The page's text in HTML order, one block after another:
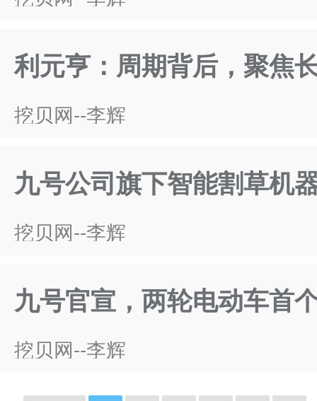
利元亨：周期背后，聚焦
挖贝网--李辉
九号公司旗下智能割草机
挖贝网--李辉
九号官宣，两轮电动车首
挖贝网--李辉